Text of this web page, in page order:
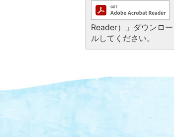
Reader）」ダウンロ
ルしてください。